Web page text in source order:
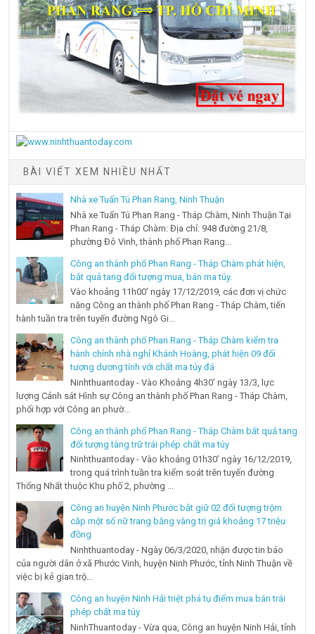
BÀI VIẾT XEM NHIỀU NHẤT
Nhà xe Tuấn Tú Phan Rang, Ninh Thuận
Nhà xe Tuấn Tú Phan Rang - Tháp Chàm, Ninh Thuận Tại
Phan Rang - Tháp Chàm: Địa chỉ: 948 đường 21/8,
phường Đô Vinh, thành phố Phan Rang...
Công an thành phố Phan Rang - Tháp Chàm phát hiện,
bắt quả tang đối tượng mua, bán ma túy.
Vào khoảng 11h00’ ngày 17/12/2019, các đơn vị chức
năng Công an thành phố Phan Rang - Tháp Chàm, tiến
hành tuần tra trên tuyến đường Ngô Gi...
Công an thành phố Phan Rang - Tháp Chàm kiểm tra
hành chính nhà nghỉ Khánh Hoàng, phát hiện 09 đối
tượng dương tính với chất ma túy đá
Ninhthuantoday - Vào Khoảng 4h30’ ngày 13/3, lực
lượng Cảnh sát Hình sự Công an thành phố Phan Rang - Tháp Chàm,
phối hợp với Công an phườ...
Công an thành phố Phan Rang - Tháp Chàm bắt quả tang
đối tượng tàng trữ trái phép chất ma túy
Ninhthuantoday - Vào khoảng 01h30’ ngày 16/12/2019,
trong quá trình tuần tra kiểm soát trên tuyến đường
Thống Nhất thuộc Khu phố 2, phường ...
Công an huyện Ninh Phước bắt giữ 02 đối tượng trộm
cắp một số nữ trang bằng vàng trị giá khoảng 17 triệu
đồng
Ninhthuantoday - Ngày 06/3/2020, nhận được tin báo
của người dân ở xã Phước Vinh, huyện Ninh Phước, tỉnh Ninh Thuận về
việc bị kẻ gian trộ...
Công an huyện Ninh Hải triệt phá tụ điểm mua bán trái
phép chất ma túy
NinhThuantoday - Vừa qua, Công an huyện Ninh Hải, tỉnh